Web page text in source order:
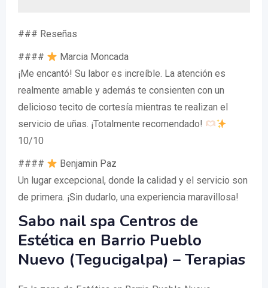
### Reseñas
####
Marcia Moncada
¡Me encantó! Su labor es increíble. La atención es
realmente amable y además te consienten con un
delicioso tecito de cortesía mientras te realizan el
servicio de uñas. ¡Totalmente recomendado!
10/10
####
Benjamin Paz
Un lugar excepcional, donde la calidad y el servicio son
de primera. ¡Sin dudarlo, una experiencia maravillosa!
Sabo nail spa Centros de
Estética en Barrio Pueblo
Nuevo (Tegucigalpa) – Terapias